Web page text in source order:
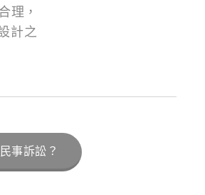
理，
計之
事訴訟？